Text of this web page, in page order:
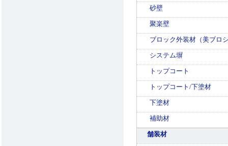
砂壁
聚楽壁
ブロック外装材（美ブロ
システム塀
トップコート
トップコート/下塗材
下塗材
補助材
舗装材